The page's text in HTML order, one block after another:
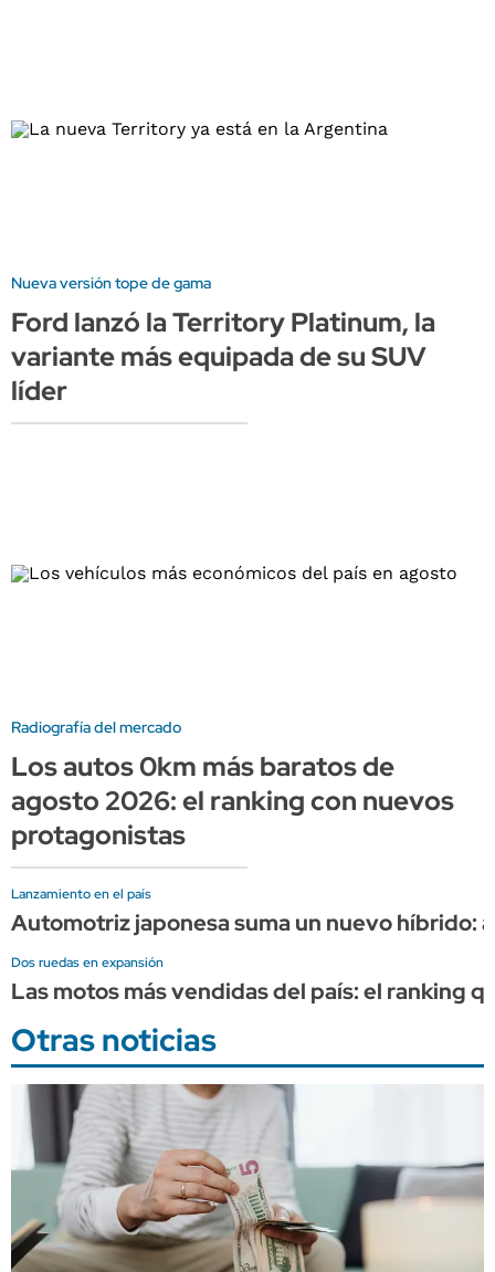
Nueva versión tope de gama
Ford lanzó la Territory Platinum, la
variante más equipada de su SUV
líder
Radiografía del mercado
Los autos 0km más baratos de
agosto 2026: el ranking con nuevos
protagonistas
Lanzamiento en el país
Automotriz japonesa suma un nuevo híbrido:
Dos ruedas en expansión
Las motos más vendidas del país: el ranking
Otras noticias